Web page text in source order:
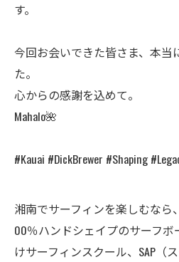
す。
今回お会いできた皆さま、本当
た。
心からの感謝を込めて。
Mahalo🌺
#Kauai #DickBrewer #Shaping
湘南でサーフィンを楽しむなら、
00％ハンドシェイプのサーフ
けサーフィンスクール、SAP（